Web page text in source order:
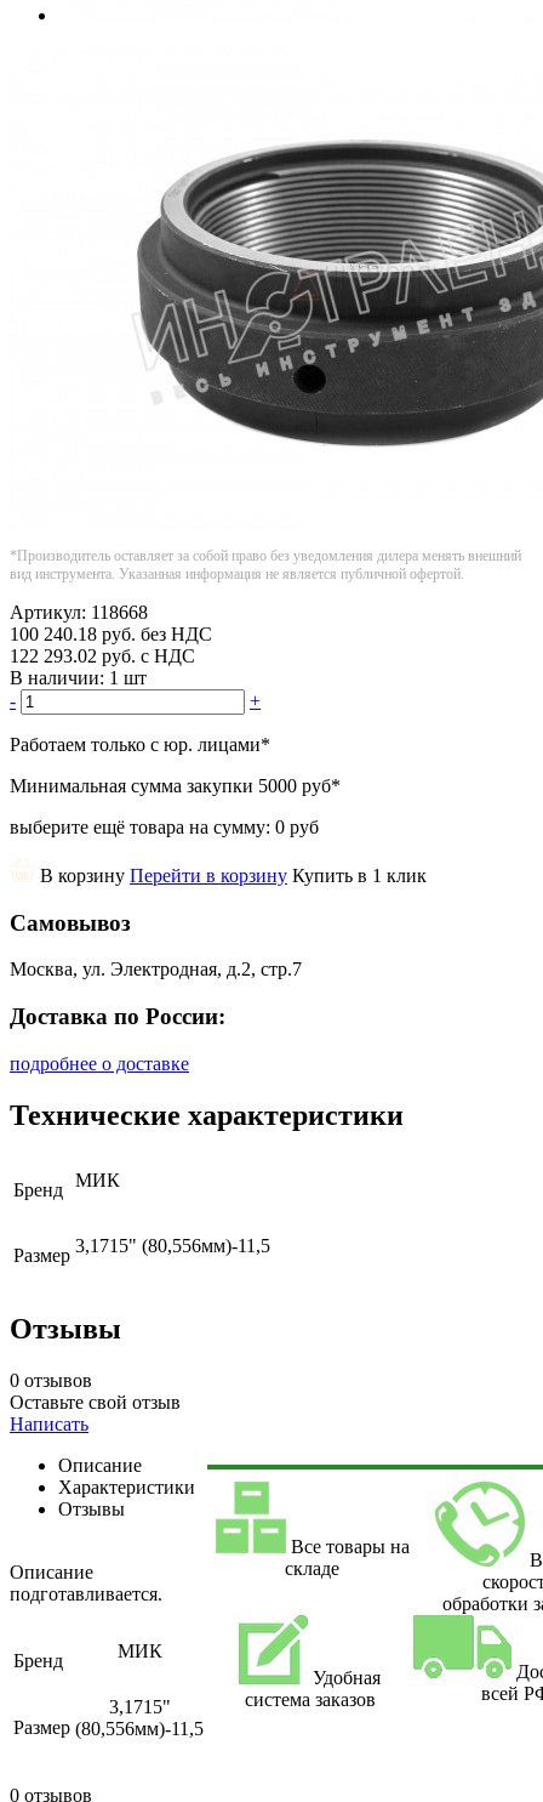
*Производитель оставляет за собой право без уведомления дилера менять внешний
вид инструмента. Указанная информация не является публичной офертой.
Артикул: 118668
100 240.18 руб. без НДС
122 293.02 руб. с НДС
В наличии: 1 шт
-
+
Работаем только с юр. лицами*
Минимальная сумма закупки 5000 руб*
выберите ещё товара на сумму: 0 руб
В корзину Перейти в корзину Купить в 1 клик
Самовывоз
Москва, ул. Электродная, д.2, стр.7
Доставка по России:
подробнее о доставке
Технические характеристики
Бренд МИК
Размер 3,1715" (80,556мм)-11,5
Отзывы
0 отзывов
Оставьте свой отзыв
Написать
Описание
Характеристики
Отзывы
Описание
подготавливается.
Бренд МИК
Размер
3,1715"
(80,556мм)-11,5
0 отзывов
Все товары на
складе
обработки
Удобная
система заказов
всей